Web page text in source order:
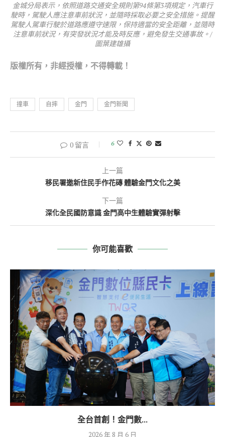
金城分局表示，依照道路交通安全規則第94條第3項規定，汽車行
駛時，駕駛人應注意車前狀況，並隨時採取必要之安全措施。提醒
駕駛人駕車行駛於道路應遵守速限，保持適當的安全距離，並隨時
注意車前狀況，有突發狀況才能及時反應，避免發生交通事故。/
圖葉建雄攝
版權所有，非經授權，不得轉載！
撞車 自摔 金門 金門新聞
0 留言 6
上一篇
移民署邀新住民手作花磚 體驗金門文化之美
下一篇
深化全民國防意識 金門高中生體驗實彈射擊
你可能喜歡
全台首創！金門數...
2026 年 8 月 6 日